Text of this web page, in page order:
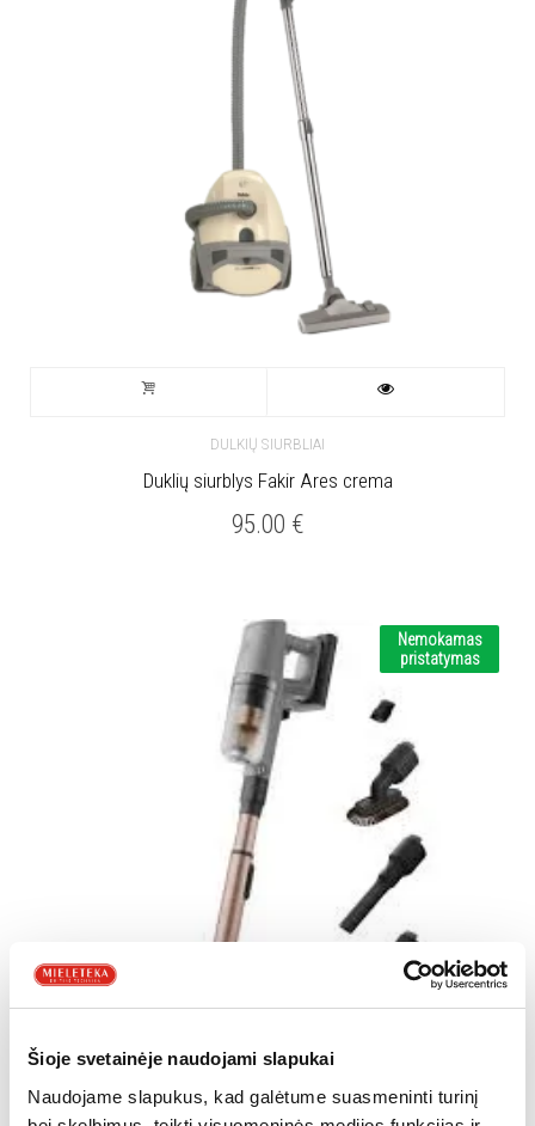
Šioje svetainėje naudojami slapukai
Naudojame slapukus, kad galėtume suasmeninti turinį
DULKIŲ SIURBLIAI
Duklių siurblys Fakir Ares crema
95.00 €
Nemokamas
pristatymas